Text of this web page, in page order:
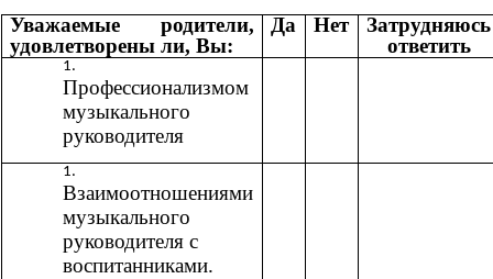
Уважаемые родители,
удовлетворены ли, Вы:
Да Нет
Затрудняюсь
ответить
Профессионализмом
музыкального
руководителя
Взаимоотношениями
музыкального
руководителя с
воспитанниками.